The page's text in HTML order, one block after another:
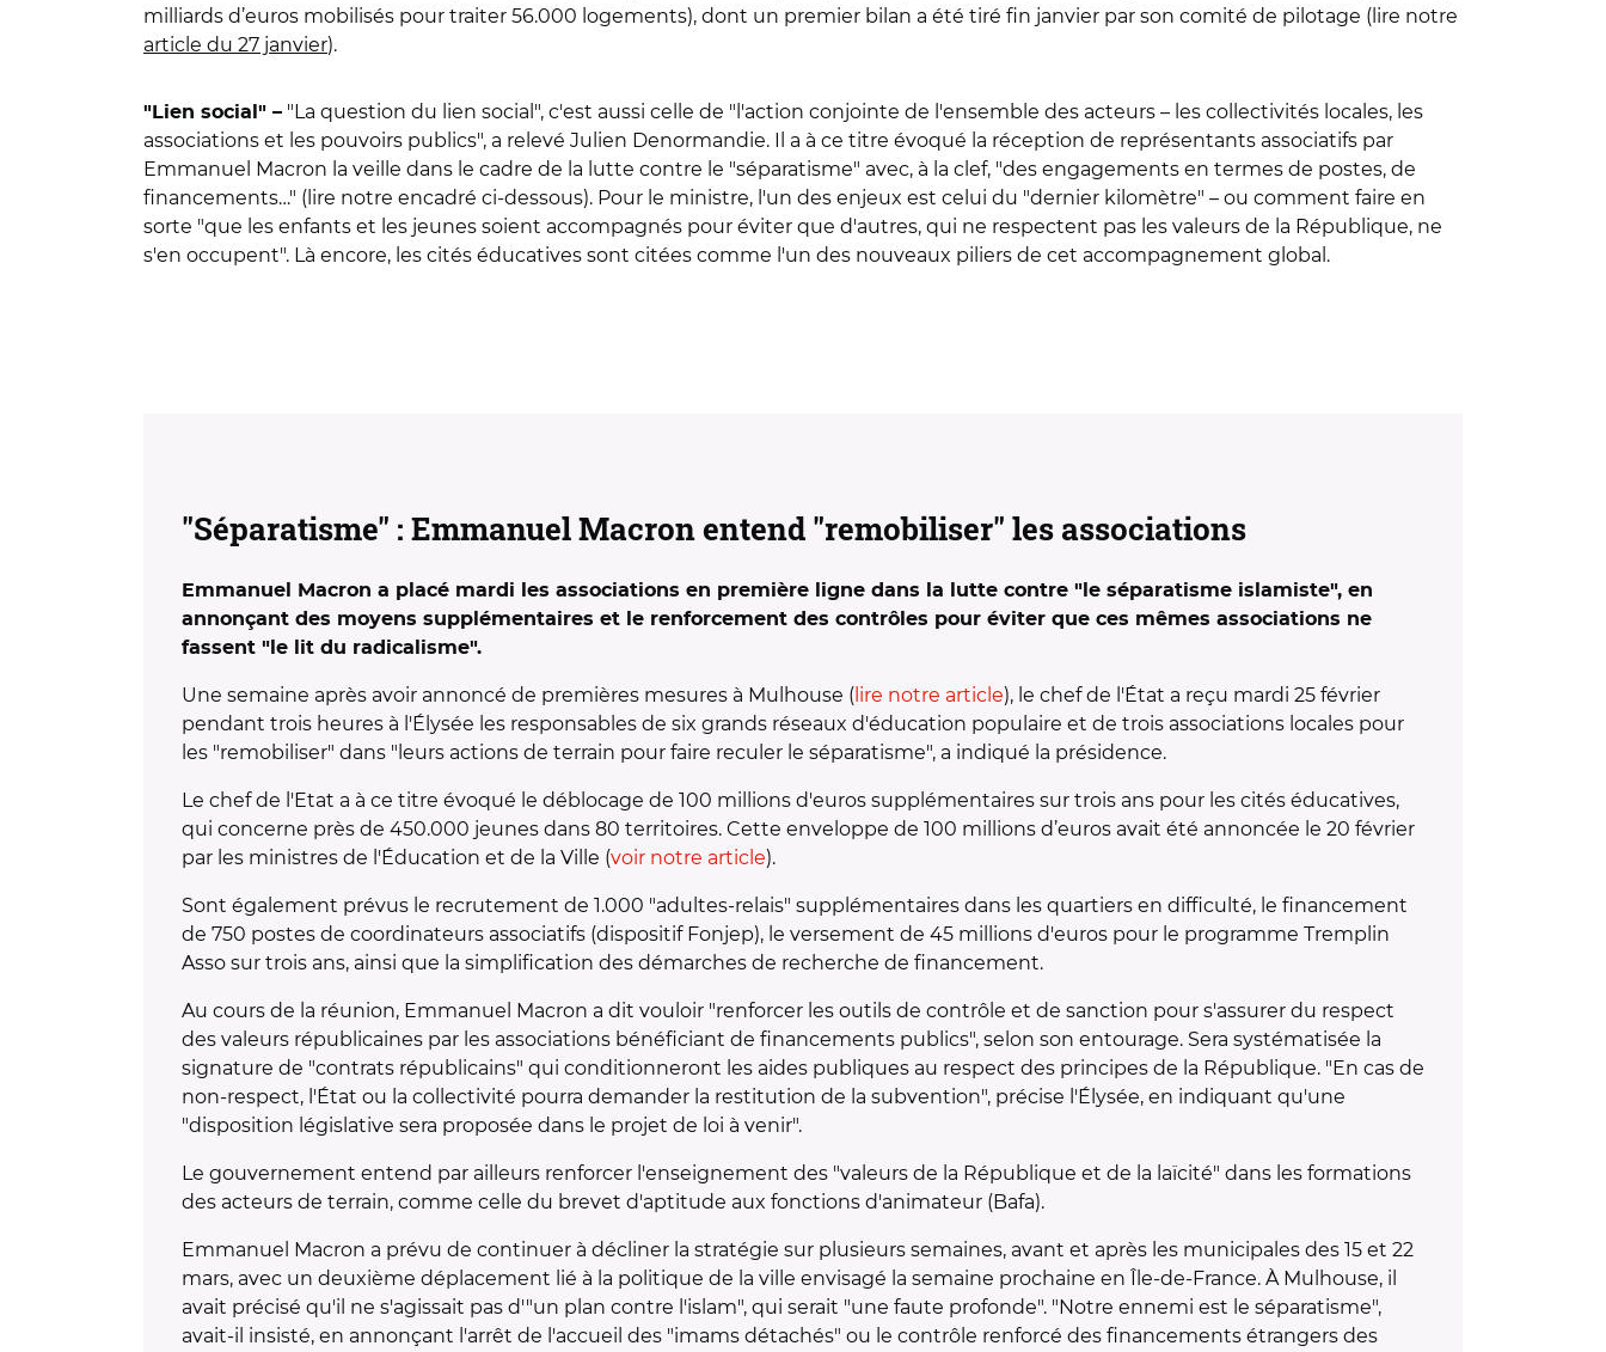
milliards d’euros mobilisés pour traiter 56.000 logements), dont un premier bilan a été tiré fin janvier par son comité de pilotage (lire notre
article du 27 janvier).
"Lien social" – "La question du lien social", c'est aussi celle de "l'action conjointe de l'ensemble des acteurs – les collectivités locales, les
associations et les pouvoirs publics", a relevé Julien Denormandie. Il a à ce titre évoqué la réception de représentants associatifs par
Emmanuel Macron la veille dans le cadre de la lutte contre le "séparatisme" avec, à la clef, "des engagements en termes de postes, de
financements…" (lire notre encadré ci-dessous). Pour le ministre, l'un des enjeux est celui du "dernier kilomètre" – ou comment faire en
sorte "que les enfants et les jeunes soient accompagnés pour éviter que d'autres, qui ne respectent pas les valeurs de la République, ne
s'en occupent". Là encore, les cités éducatives sont citées comme l'un des nouveaux piliers de cet accompagnement global.
"Séparatisme" : Emmanuel Macron entend "remobiliser" les associations
Emmanuel Macron a placé mardi les associations en première ligne dans la lutte contre "le séparatisme islamiste", en
annonçant des moyens supplémentaires et le renforcement des contrôles pour éviter que ces mêmes associations ne
fassent "le lit du radicalisme".
Une semaine après avoir annoncé de premières mesures à Mulhouse ( lire notre article), le chef de l'État a reçu mardi 25 février
pendant trois heures à l'Élysée les responsables de six grands réseaux d'éducation populaire et de trois associations locales pour
les "remobiliser" dans "leurs actions de terrain pour faire reculer le séparatisme", a indiqué la présidence.
Le chef de l'Etat a à ce titre évoqué le déblocage de 100 millions d'euros supplémentaires sur trois ans pour les cités éducatives,
qui concerne près de 450.000 jeunes dans 80 territoires. Cette enveloppe de 100 millions d’euros avait été annoncée le 20 février
par les ministres de l'Éducation et de la Ville (voir notre article).
Sont également prévus le recrutement de 1.000 "adultes-relais" supplémentaires dans les quartiers en difficulté, le financement
de 750 postes de coordinateurs associatifs (dispositif Fonjep), le versement de 45 millions d'euros pour le programme Tremplin
Asso sur trois ans, ainsi que la simplification des démarches de recherche de financement.
Au cours de la réunion, Emmanuel Macron a dit vouloir "renforcer les outils de contrôle et de sanction pour s'assurer du respect
des valeurs républicaines par les associations bénéficiant de financements publics", selon son entourage. Sera systématisée la
signature de "contrats républicains" qui conditionneront les aides publiques au respect des principes de la République. "En cas de
non-respect, l'État ou la collectivité pourra demander la restitution de la subvention", précise l'Élysée, en indiquant qu'une
"disposition législative sera proposée dans le projet de loi à venir".
Le gouvernement entend par ailleurs renforcer l'enseignement des "valeurs de la République et de la laïcité" dans les formations
des acteurs de terrain, comme celle du brevet d'aptitude aux fonctions d'animateur (Bafa).
Emmanuel Macron a prévu de continuer à décliner la stratégie sur plusieurs semaines, avant et après les municipales des 15 et 22
mars, avec un deuxième déplacement lié à la politique de la ville envisagé la semaine prochaine en Île-de-France. À Mulhouse, il
avait précisé qu'il ne s'agissait pas d'"un plan contre l'islam", qui serait "une faute profonde". "Notre ennemi est le séparatisme",
avait-il insisté, en annonçant l'arrêt de l'accueil des "imams détachés" ou le contrôle renforcé des financements étrangers des